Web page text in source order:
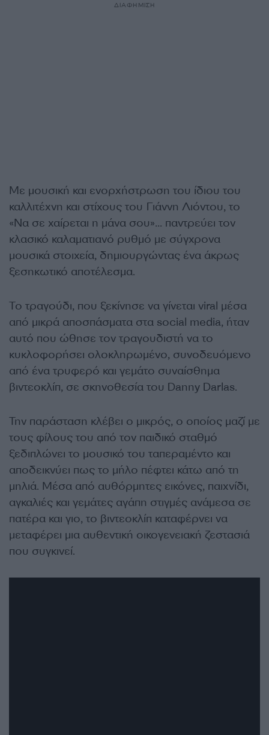
ΔΙΑΦΗΜΙΣΗ
Με μουσική και ενορχήστρωση του ίδιου του
καλλιτέχνη και στίχους του Γιάννη Λιόντου, το
«Να σε χαίρεται η μάνα σου»… παντρεύει τον
κλασικό καλαματιανό ρυθμό με σύγχρονα
μουσικά στοιχεία, δημιουργώντας ένα άκρως
ξεσηκωτικό αποτέλεσμα.
Το τραγούδι, που ξεκίνησε να γίνεται viral μέσα
από μικρά αποσπάσματα στα social media, ήταν
αυτό που ώθησε τον τραγουδιστή να το
κυκλοφορήσει ολοκληρωμένο, συνοδευόμενο
από ένα τρυφερό και γεμάτο συναίσθημα
βιντεοκλίπ, σε σκηνοθεσία του Danny Darlas.
Την παράσταση κλέβει ο μικρός, ο οποίος μαζί με
τους φίλους του από τον παιδικό σταθμό
ξεδιπλώνει το μουσικό του ταπεραμέντο και
αποδεικνύει πως το μήλο πέφτει κάτω από τη
μηλιά. Μέσα από αυθόρμητες εικόνες, παιχνίδι,
αγκαλιές και γεμάτες αγάπη στιγμές ανάμεσα σε
πατέρα και γιο, το βιντεοκλίπ καταφέρνει να
μεταφέρει μια αυθεντική οικογενειακή ζεστασιά
που συγκινεί.